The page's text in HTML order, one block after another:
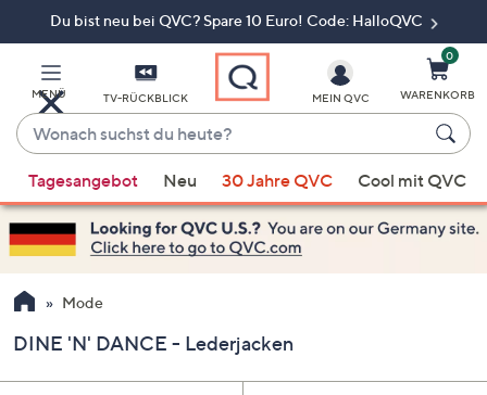
Du bist neu bei QVC? Spare 10 Euro! Code: HalloQVC
MENÜ TV-RÜCKBLICK
Wonach
suchst
du
heute?
Vorschläge
verfügbar
sind,
verwenden
Sie
Pfeiltasten
nach
MEIN QVC
0
WARENKORB
Tagesangebot Neu 30 Jahre QVC Cool mit QVC
Mode
DINE 'N' DANCE - Lederjacken